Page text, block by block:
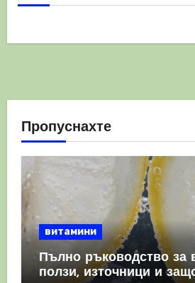
Пропуснахте
витамини
Пълно ръководство за
ползи, източници и